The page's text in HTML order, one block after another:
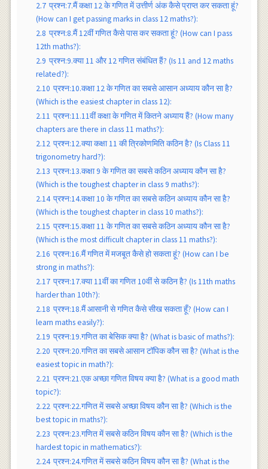
2.7 प्रश्न:7.मैं कक्षा 12 के गणित में उत्तीर्ण अंक कैसे प्राप्त कर सकता हूं?
(How can I get passing marks in class 12 maths?):
2.8 प्रश्न:8.मैं 12वीं गणित कैसे पास कर सकता हूं? (How can I pass
12th maths?):
2.9 प्रश्न:9.क्या 11 और 12 गणित संबंधित हैं? (Is 11 and 12 maths
related?):
2.10 प्रश्न:10.कक्षा 12 के गणित का सबसे आसान अध्याय कौन सा है?
(Which is the easiest chapter in class 12):
2.11 प्रश्न:11.11वीं कक्षा के गणित में कितने अध्याय हैं? (How many
chapters are there in class 11 maths?):
2.12 प्रश्न:12.क्या कक्षा 11 की त्रिकोणमिति कठिन है? (Is Class 11
trigonometry hard?):
2.13 प्रश्न:13.कक्षा 9 के गणित का सबसे कठिन अध्याय कौन सा है?
(Which is the toughest chapter in class 9 maths?):
2.14 प्रश्न:14.कक्षा 10 के गणित का सबसे कठिन अध्याय कौन सा है?
(Which is the toughest chapter in class 10 maths?):
2.15 प्रश्न:15.कक्षा 11 के गणित का सबसे कठिन अध्याय कौन सा है?
(Which is the most difficult chapter in class 11 maths?):
2.16 प्रश्न:16.मैं गणित में मजबूत कैसे हो सकता हूं? (How can I be
strong in maths?):
2.17 प्रश्न:17.क्या 11वीं का गणित 10वीं से कठिन है? (Is 11th maths
harder than 10th?):
2.18 प्रश्न:18.मैं आसानी से गणित कैसे सीख सकता हूँ? (How can I
learn maths easily?):
2.19 प्रश्न:19.गणित का बेसिक क्या है? (What is basic of maths?):
2.20 प्रश्न:20.गणित का सबसे आसान टॉपिक कौन सा है? (What is the
easiest topic in math?):
2.21 प्रश्न:21.एक अच्छा गणित विषय क्या है? (What is a good math
topic?):
2.22 प्रश्न:22.गणित में सबसे अच्छा विषय कौन सा है? (Which is the
best topic in maths?):
2.23 प्रश्न:23.गणित में सबसे कठिन विषय कौन सा है? (Which is the
hardest topic in mathematics?):
2.24 प्रश्न:24.गणित में सबसे कठिन विषय कौन सा है? (What is the